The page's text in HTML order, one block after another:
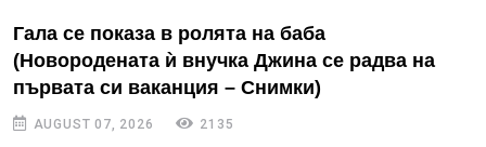
Гала се показа в ролята на баба
(Новородената ѝ внучка Джина се радва на
първата си ваканция – Снимки)
AUGUST 07, 2026 2135